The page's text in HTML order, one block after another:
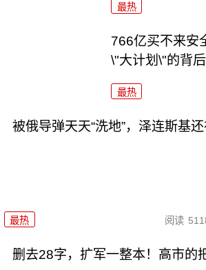
最热
766亿买不来安
\"大计划\"的背后
最热
被俄导弹天天“洗地”，泽连斯基还
最热 阅读
删去28字，扩军一整本！高市的